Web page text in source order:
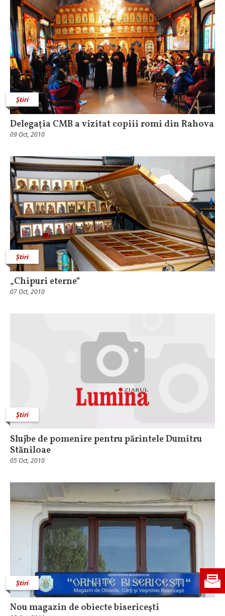
Știri
Delegaţia CMB a vizitat copiii romi din Rahova
09 Oct, 2010
Știri
„Chipuri eterne“
07 Oct, 2010
Știri
Slujbe de pomenire pentru părintele Dumitru
Stăniloae
05 Oct, 2010
Știri
Nou magazin de obiecte bisericeşti